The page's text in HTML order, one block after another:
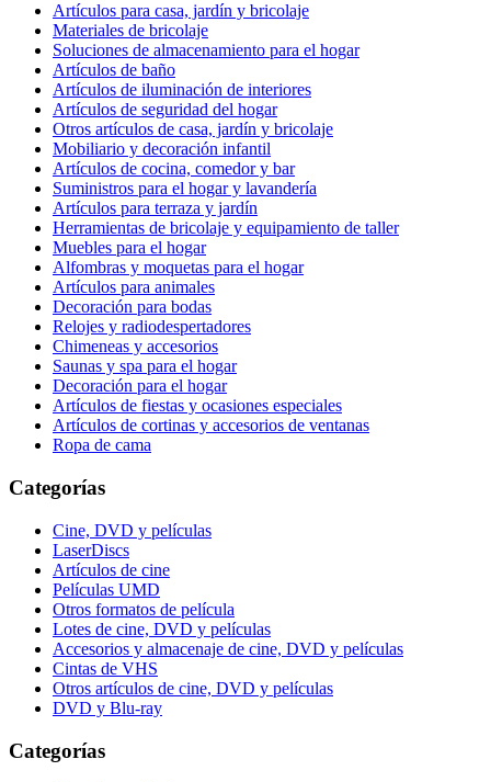
Artículos para casa, jardín y bricolaje
Materiales de bricolaje
Soluciones de almacenamiento para el hogar
Artículos de baño
Artículos de iluminación de interiores
Artículos de seguridad del hogar
Otros artículos de casa, jardín y bricolaje
Mobiliario y decoración infantil
Artículos de cocina, comedor y bar
Suministros para el hogar y lavandería
Artículos para terraza y jardín
Herramientas de bricolaje y equipamiento de taller
Muebles para el hogar
Alfombras y moquetas para el hogar
Artículos para animales
Decoración para bodas
Relojes y radiodespertadores
Chimeneas y accesorios
Saunas y spa para el hogar
Decoración para el hogar
Artículos de fiestas y ocasiones especiales
Artículos de cortinas y accesorios de ventanas
Ropa de cama
Categorías
Cine, DVD y películas
LaserDiscs
Artículos de cine
Películas UMD
Otros formatos de película
Lotes de cine, DVD y películas
Accesorios y almacenaje de cine, DVD y películas
Cintas de VHS
Otros artículos de cine, DVD y películas
DVD y Blu-ray
Categorías